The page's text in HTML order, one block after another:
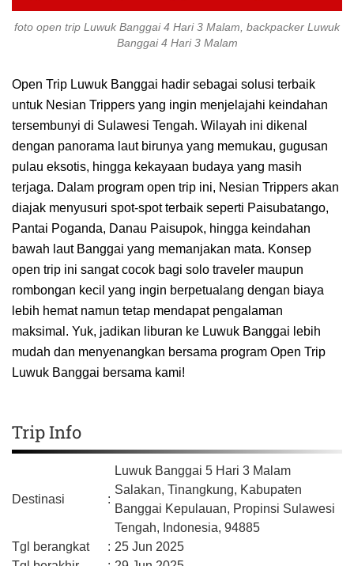
foto open trip Luwuk Banggai 4 Hari 3 Malam, backpacker Luwuk
Banggai 4 Hari 3 Malam
Open Trip Luwuk Banggai hadir sebagai solusi terbaik
untuk Nesian Trippers yang ingin menjelajahi keindahan
tersembunyi di Sulawesi Tengah. Wilayah ini dikenal
dengan panorama laut birunya yang memukau, gugusan
pulau eksotis, hingga kekayaan budaya yang masih
terjaga. Dalam program open trip ini, Nesian Trippers akan
diajak menyusuri spot-spot terbaik seperti Paisubatango,
Pantai Poganda, Danau Paisupok, hingga keindahan
bawah laut Banggai yang memanjakan mata. Konsep
open trip ini sangat cocok bagi solo traveler maupun
rombongan kecil yang ingin berpetualang dengan biaya
lebih hemat namun tetap mendapat pengalaman
maksimal. Yuk, jadikan liburan ke Luwuk Banggai lebih
mudah dan menyenangkan bersama program Open Trip
Luwuk Banggai bersama kami!
Trip Info
Destinasi :
Luwuk Banggai 5 Hari 3 Malam
Salakan, Tinangkung, Kabupaten
Banggai Kepulauan, Propinsi Sulawesi
Tengah, Indonesia, 94885
Tgl berangkat
: 25 Jun 2025